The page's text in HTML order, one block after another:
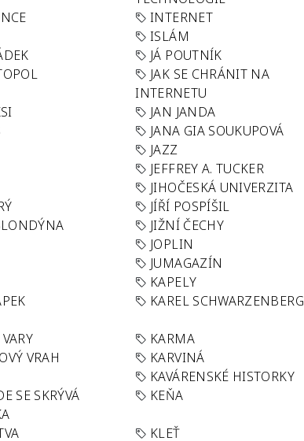
INTERNET
ISLÁM
JÁ POUTNÍK
JAK SE CHRÁNIT NA
INTERNETU
JAN JANDA
JANA GIA SOUKUPOVÁ
JAZZ
JEFFREY A. TUCKER
JIHOČESKÁ UNIVERZITA
JÍŘÍ POSPÍŠIL
JIŽNÍ ČECHY
JOPLIN
JUMAGAZÍN
KAPELY
KAREL SCHWARZENBERG
KARMA
VRAH
KARVINÁ
KAVÁRENSKÉ HISTORKY
SE SKRÝVÁ
KEŇA
KLEŤ